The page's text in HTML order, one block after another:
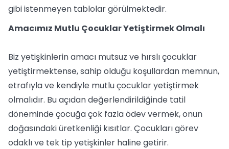
gibi istenmeyen tablolar görülmektedir.
Amacımız Mutlu Çocuklar Yetiştirmek Olmalı
Biz yetişkinlerin amacı mutsuz ve hırslı çocuklar
yetiştirmektense, sahip olduğu koşullardan memnun,
etrafıyla ve kendiyle mutlu çocuklar yetiştirmek
olmalıdır. Bu açıdan değerlendirildiğinde tatil
döneminde çocuğa çok fazla ödev vermek, onun
doğasındaki üretkenliği kısıtlar. Çocukları görev
odaklı ve tek tip yetişkinler haline getirir.